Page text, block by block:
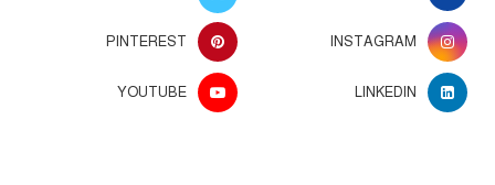
INSTAGRAM
PINTEREST
LINKEDIN
YOUTUBE